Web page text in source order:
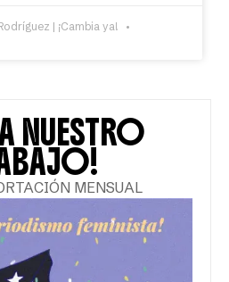
| ¡Cambia ya!
NUESTRO
MENSUAL